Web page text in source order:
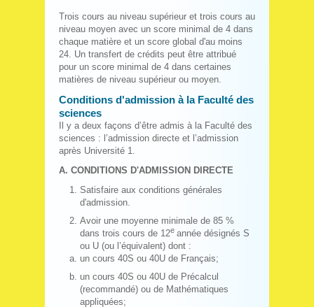
Trois cours au niveau supérieur et trois cours au
niveau moyen avec un score minimal de 4 dans
chaque matière et un score global d'au moins
24. Un transfert de crédits peut être attribué
pour un score minimal de 4 dans certaines
matières de niveau supérieur ou moyen.
Conditions d'admission à la Faculté des
sciences
Il y a deux façons d’être admis à la Faculté des
sciences : l’admission directe et l’admission
après Université 1.
A. CONDITIONS D'ADMISSION DIRECTE
Satisfaire aux conditions générales
d'admission.
Avoir une moyenne minimale de 85 %
dans trois cours de 12e année désignés S
ou U (ou l’équivalent) dont :
un cours 40S ou 40U de Français;
un cours 40S ou 40U de Précalcul
(recommandé) ou de Mathématiques
appliquées;